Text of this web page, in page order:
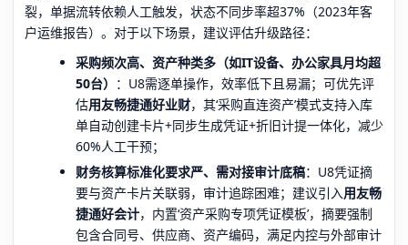
裂，单据流转依赖人工触发，状态不同步率超37%（2023年客
户运维报告）。对于以下场景，建议评估升级路径：
采购频次高、资产种类多（如IT设备、办公家具月均超
50台） ：U8需逐单操作，效率低下且易漏；可优先评
估用友畅捷通好业财，其‘采购直连资产’模式支持入库
单自动创建卡片+同步生成凭证+折旧计提一体化，减少
60%人工干预；
财务核算标准化要求严、需对接审计底稿：U8凭证摘
要与资产卡片关联弱，审计追踪困难；建议引入用友畅
捷通好会计，内置‘资产采购专项凭证模板’，摘要强制
包含合同号、供应商、资产编码，满足内控与外部审计